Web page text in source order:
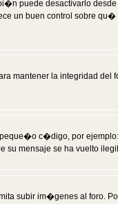
puede desactivarlo
un buen control sobre
la integridad del
c�digo, por
mensaje se ha vuelto
subir im�genes al foro.